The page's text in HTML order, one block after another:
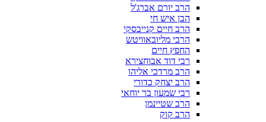
הרב יורם אברג'ל
הבן איש חי
הרב חיים קנייבסקי
הרבי מליובאוויטש
החפץ חיים
רבי דוד אבוחצירא
הרב מרדכי אליהו
הרב יצחק כדורי
רבי שמעון בר יוחאי
הרב שטיינמן
הרב קוק